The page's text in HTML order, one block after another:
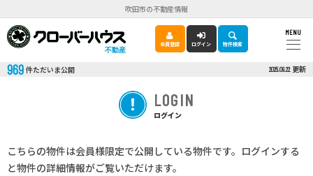
吹田市の不動産情報
不動産
会員登録 ログイン 物件検索
MENU
969 件ただいま公開 2025.09.22 更新
LOGIN
ログイン
こちらの物件は会員様限定で公開している物件です。ログインする
と物件の詳細情報がご覧いただけます。